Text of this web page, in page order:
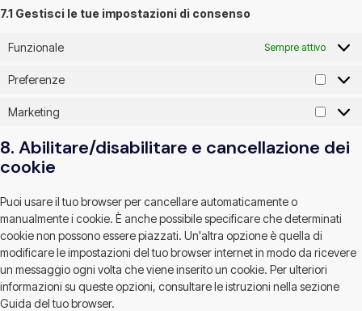
7.1 Gestisci le tue impostazioni di consenso
Funzionale Sempre attivo
Preferenze
Marketing
8. Abilitare/disabilitare e cancellazione dei
cookie
Puoi usare il tuo browser per cancellare automaticamente o
manualmente i cookie. È anche possibile specificare che determinati
cookie non possono essere piazzati. Un'altra opzione è quella di
modificare le impostazioni del tuo browser internet in modo da ricevere
un messaggio ogni volta che viene inserito un cookie. Per ulteriori
informazioni su queste opzioni, consultare le istruzioni nella sezione
Guida del tuo browser.